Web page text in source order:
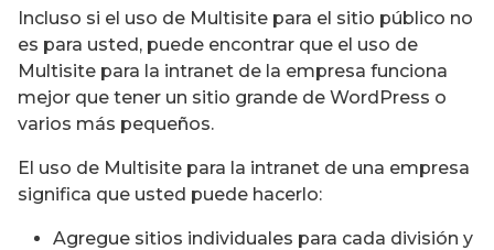
Incluso si el uso de Multisite para el sitio público no
es para usted, puede encontrar que el uso de
Multisite para la intranet de la empresa funciona
mejor que tener un sitio grande de WordPress o
varios más pequeños.
El uso de Multisite para la intranet de una empresa
significa que usted puede hacerlo:
Agregue sitios individuales para cada división y